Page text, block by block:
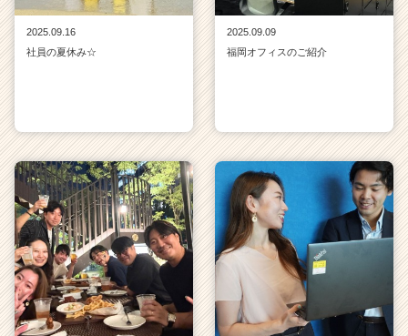
2025.09.16
社員の夏休み☆
2025.09.09
福岡オフィスのご紹介